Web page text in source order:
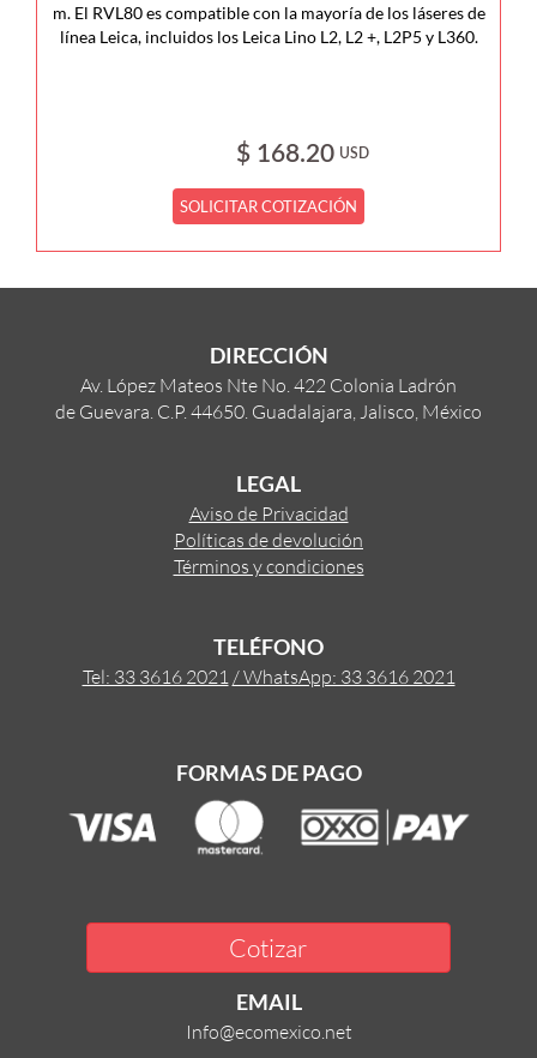
m. El RVL80 es compatible con la mayoría de los láseres de
línea Leica, incluidos los Leica Lino L2, L2 +, L2P5 y L360.
$ 168.20 USD
SOLICITAR COTIZACIÓN
DIRECCIÓN
Av. López Mateos Nte No. 422 Colonia Ladrón
de Guevara. C.P. 44650. Guadalajara, Jalisco, México
LEGAL
Aviso de Privacidad
Políticas de devolución
Términos y condiciones
TELÉFONO
Tel: 33 3616 2021 / WhatsApp: 33 3616 2021
FORMAS DE PAGO
Cotizar
EMAIL
Info@ecomexico.net